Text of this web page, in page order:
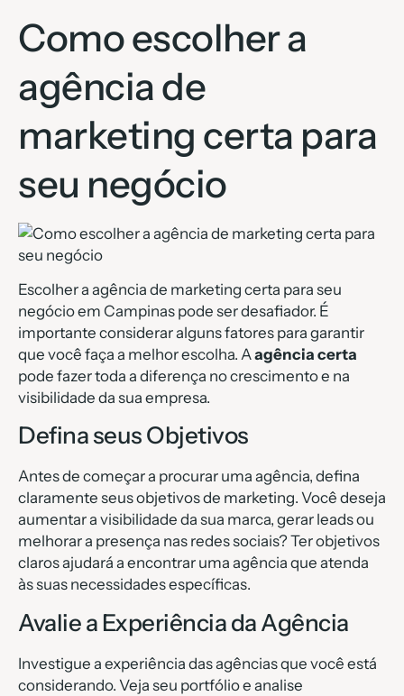
Como escolher a
agência de
marketing certa para
seu negócio
Escolher a agência de marketing certa para seu
negócio em Campinas pode ser desafiador. É
importante considerar alguns fatores para garantir
que você faça a melhor escolha. Aagência certa
pode fazer toda a diferença no crescimento e na
visibilidade da sua empresa.
Defina seus Objetivos
Antes de começar a procurar uma agência, defina
claramente seus objetivos de marketing. Você deseja
aumentar a visibilidade da sua marca, gerar leads ou
melhorar a presença nas redes sociais? Ter objetivos
claros ajudará a encontrar uma agência que atenda
às suas necessidades específicas.
Avalie a Experiência da Agência
Investigue a experiência das agências que você está
considerando. Veja seu portfólio e analise